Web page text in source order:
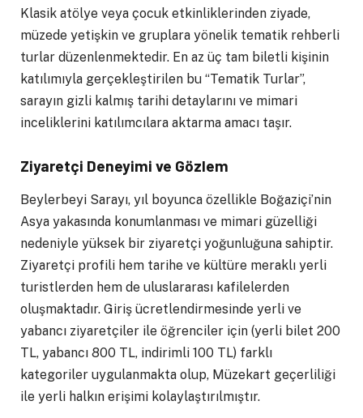
Klasik atölye veya çocuk etkinliklerinden ziyade,
müzede yetişkin ve gruplara yönelik tematik rehberli
turlar düzenlenmektedir. En az üç tam biletli kişinin
katılımıyla gerçekleştirilen bu “Tematik Turlar”,
sarayın gizli kalmış tarihi detaylarını ve mimari
inceliklerini katılımcılara aktarma amacı taşır.
Ziyaretçi Deneyimi ve Gözlem
Beylerbeyi Sarayı, yıl boyunca özellikle Boğaziçi’nin
Asya yakasında konumlanması ve mimari güzelliği
nedeniyle yüksek bir ziyaretçi yoğunluğuna sahiptir.
Ziyaretçi profili hem tarihe ve kültüre meraklı yerli
turistlerden hem de uluslararası kafilelerden
oluşmaktadır. Giriş ücretlendirmesinde yerli ve
yabancı ziyaretçiler ile öğrenciler için (yerli bilet 200
TL, yabancı 800 TL, indirimli 100 TL) farklı
kategoriler uygulanmakta olup, Müzekart geçerliliği
ile yerli halkın erişimi kolaylaştırılmıştır.